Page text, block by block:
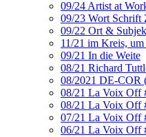
09/24 Artist at
09/23 Wort Schrift
09/22 Ort &
11/21 im Kreis, um
09/21 In die Weite
08/21 Richard
08/2021 DE-COR
08/21 La Voix Off
08/21 La Voix Off
07/21 La Voix Off
06/21 La Voix Off